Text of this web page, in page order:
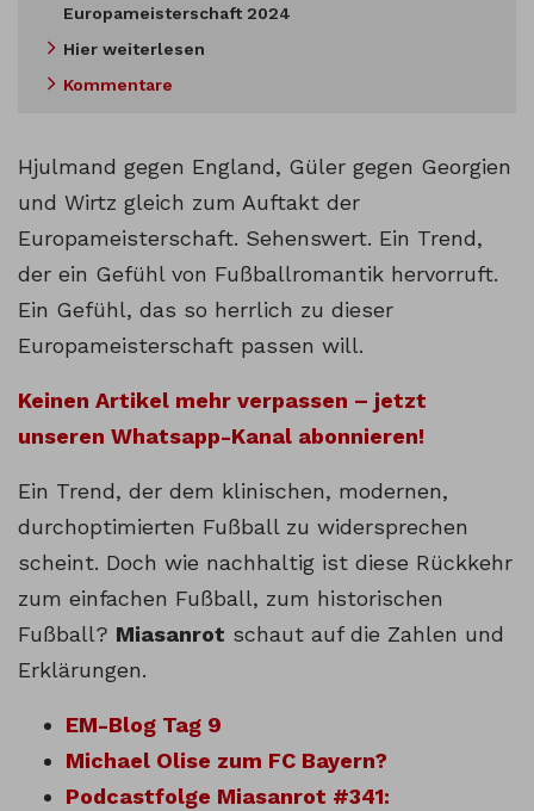
Europameisterschaft 2024
Hier weiterlesen
Kommentare
Hjulmand gegen England, Güler gegen Georgien
und Wirtz gleich zum Auftakt der
Europameisterschaft. Sehenswert. Ein Trend,
der ein Gefühl von Fußballromantik hervorruft.
Ein Gefühl, das so herrlich zu dieser
Europameisterschaft passen will.
Keinen Artikel mehr verpassen – jetzt
unseren Whatsapp-Kanal abonnieren!
Ein Trend, der dem klinischen, modernen,
durchoptimierten Fußball zu widersprechen
scheint. Doch wie nachhaltig ist diese Rückkehr
zum einfachen Fußball, zum historischen
Fußball? Miasanrot schaut auf die Zahlen und
Erklärungen.
EM-Blog Tag 9
Michael Olise zum FC Bayern?
Podcastfolge Miasanrot #341: